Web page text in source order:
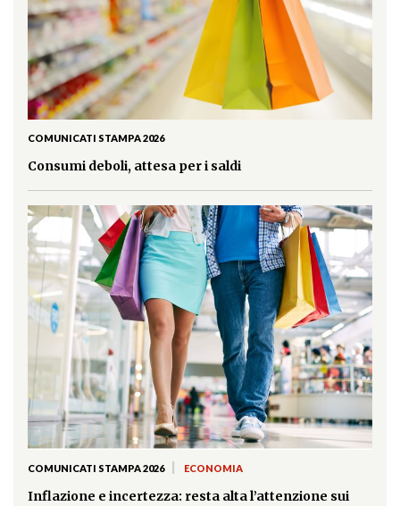
COMUNICATI STAMPA 2026
Consumi deboli, attesa per i saldi
COMUNICATI STAMPA 2026 ECONOMIA
Inflazione e incertezza: resta alta l’attenzione sui